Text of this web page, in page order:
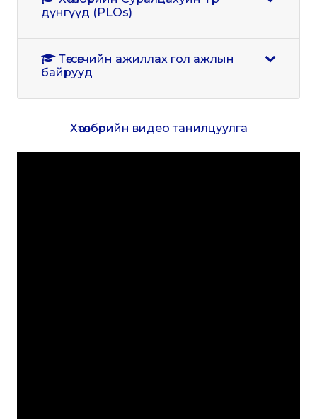
дүнгүүд (PLOs)
байрууд
Хөтөлбөрийн видео танилцуулга